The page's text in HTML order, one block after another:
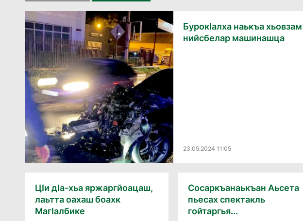
БурокӀалха наькъа хьовзам
нийсбелар машинашца
23.05.2024 11:05
ЦӀи дӀа-хьа яржаргйоацаш,
лаьтта оахаш боахк
МагӀалбике
Сосаркъанаькъан Аьсета
пьесах спектакль
гойтаргья...